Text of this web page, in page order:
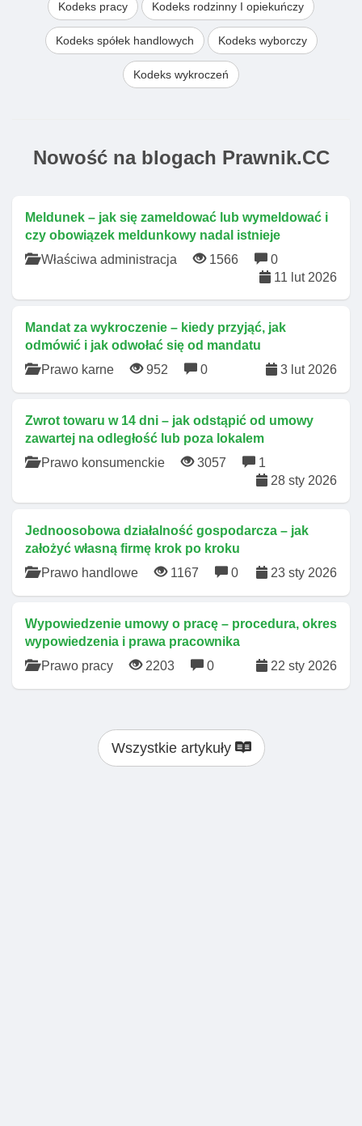
Kodeks pracy Kodeks rodzinny I opiekuńczy
Kodeks spółek handlowych Kodeks wyborczy
Kodeks wykroczeń
Nowość na blogach Prawnik.CC
Meldunek – jak się zameldować lub wymeldować i
czy obowiązek meldunkowy nadal istnieje
Właściwa administracja
1566
0
11 lut 2026
Mandat za wykroczenie – kiedy przyjąć, jak
odmówić i jak odwołać się od mandatu
Prawo karne
952 0 3 lut 2026
Zwrot towaru w 14 dni – jak odstąpić od umowy
zawartej na odległość lub poza lokalem
Prawo konsumenckie
3057
1
28 sty 2026
Jednoosobowa działalność gospodarcza – jak
założyć własną firmę krok po kroku
Prawo handlowe
1167 0 23 sty 2026
Wypowiedzenie umowy o pracę – procedura, okres
wypowiedzenia i prawa pracownika
Prawo pracy
2203 0 22 sty 2026
Wszystkie artykuły